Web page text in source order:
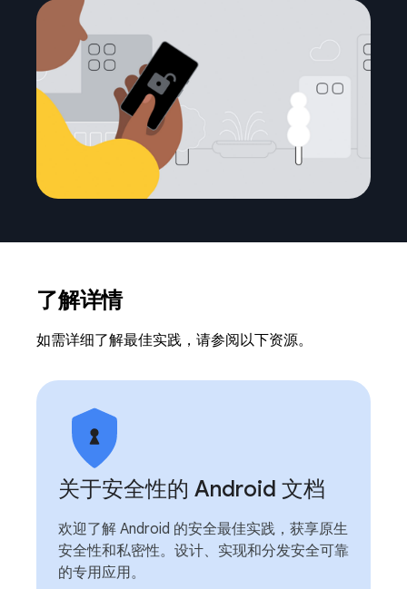
了解详情
如需详细了解最佳实践，请参阅以下资源。
关于安全性的 Android 文档
欢迎了解 Android 的安全最佳实践，获享原生
安全性和私密性。设计、实现和分发安全可靠
的专用应用。